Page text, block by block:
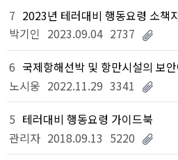
7 2023년 테러대비 행동요령 소책
박기인 2023.09.04 2737
6 국제항해선박 및 항만시설의 보
노시웅 2022.11.29 3341
5 테러대비 행동요령 가이드북
관리자 2018.09.13 5220